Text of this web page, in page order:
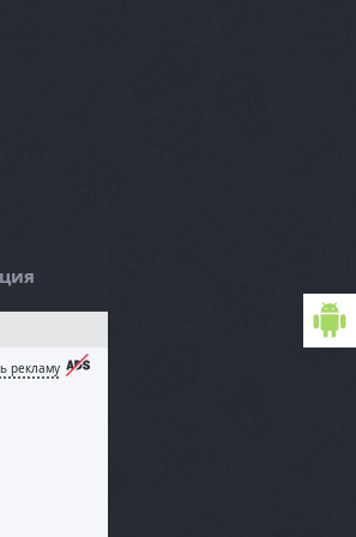
/ ФИЛЬТРЫ
рекламу